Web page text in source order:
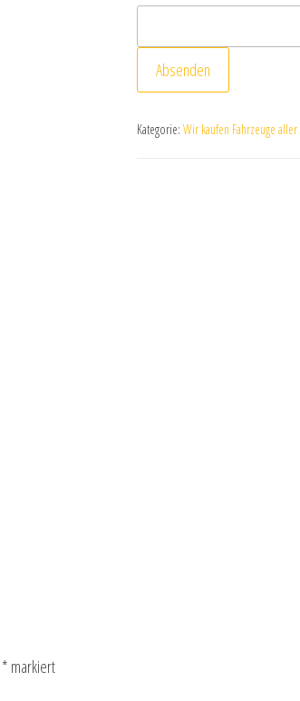
Absenden
Kategorie: Wir kaufen Fahrzeuge aller
* markiert